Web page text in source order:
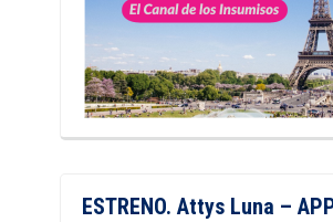
ESTRENO. Attys Luna –